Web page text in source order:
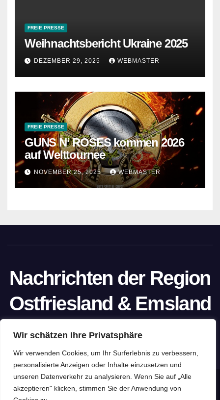
Wir schätzen Ihre Privatsphäre
Wir verwenden Cookies, um Ihr Surferlebnis zu verbessern,
personalisierte Anzeigen oder Inhalte einzusetzen und
unseren Datenverkehr zu analysieren. Wenn Sie auf „Alle
akzeptieren" klicken, stimmen Sie der Anwendung von
FREIE PRESSE
Weihnachtsbericht Ukraine 2025
DEZEMBER 29, 2025 WEBMASTER
FREIE PRESSE
GUNS N‘ ROSES kommen 2026
auf Welttournee
NOVEMBER 25, 2025 WEBMASTER
Nachrichten der Region
Ostfriesland & Emsland
Stolz präsentiert von WordPress |Theme: Newspaperex von